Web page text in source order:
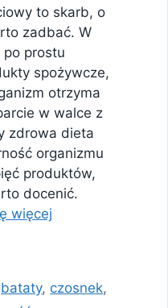
to skarb, o
zadbać. W
po prostu
spożywcze,
otrzyma
w walce z
zdrowa dieta
organizmu
produktów,
docenić.
więcej
bataty, czosnek,